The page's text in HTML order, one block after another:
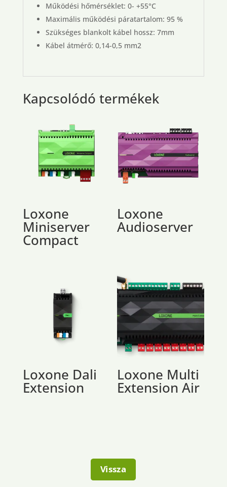
Működési hőmérséklet: 0- +55°C
Maximális működési páratartalom: 95 %
Szükséges blankolt kábel hossz: 7mm
Kábel átmérő: 0,14-0,5 mm2
Kapcsolódó termékek
Loxone
Miniserver
Compact
Loxone
Audioserver
Loxone Dali
Extension
Loxone Multi
Extension Air
Vissza